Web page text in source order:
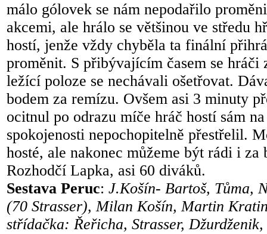
málo gólovek se nám nepodařilo
akcemi, ale hrálo se většinou ve středu
hostí, jenže vždy chyběla ta finální
proměnit. S přibývajícím časem se hráči
ležící poloze se nechávali ošetřovat.
bodem za remízu. Ovšem asi 3 minuty
ocitnul po odrazu míče hráč hostí sám
spokojenosti nepochopitelně přestřelil.
hosté, ale nakonec můžeme být rádi i za
Rozhodčí Lapka, asi 60 diváků.
Sestava Peruc: J.Košín- Bartoš, Tůma,
(70 Strasser), Milan Košín, Martin
střídačka: Řeřicha, Strasser,